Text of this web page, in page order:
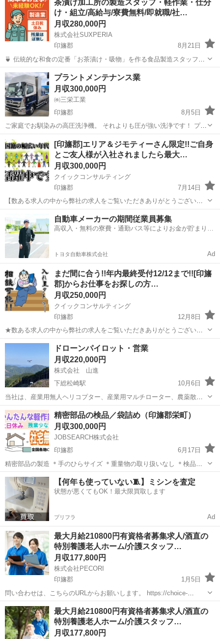
茶漬け加工所の製造スタッフ・軽作業・仕分
け・組立/高給与/寮費無料/即就職/社…
月収280,000円
株式会社SUXPERIA
印旛郡
8月21日
🍵 伝統的な和食の定番「お茶漬け・吸物」を作る食品製造スタッフを
募集します！ 製造ラインでの機械オペレーターとして、シンプルな作
業をお願いします。具体的には、製造機械の操作パネルでの制御や、
正常な稼働状況の確認が主なお...
千葉 印旛郡 社会保険
プラントメンテナンス業
月収300,000円
㈱三栄工業
印旛郡
8月5日
ご家庭でお馴染みの高圧洗浄機。 それよりも圧が強い洗浄です！ プラ
ント洗浄、配管洗浄、特殊洗浄、 洗浄、清掃業務がメイン 掃除に興味
がある方、一緒に働きませんか！ 今、一緒に働いている方たちは老若
男です。 安定した収入でもあ...
千葉 その他 業務
[印旛郡]エリア＆ジモティーさん限定!!ご自身
とご友人様が入社されましたら最大…
月収300,000円
クイックコンサルティング
印旛郡
7月14日
【数ある求人の中から弊社の求人をご覧いただきありがとうございま
す!!】 ジモティーさん限定でご友人様をご紹介いただき入社1ヶ月経過
後に最大で10万円プレゼント!! こちらの求人以外にも関東エリアに求
人数が多く掲載できてい...
その他 交代勤務
自動車メーカーの期間従業員募集
高収入・無料の寮費・通勤バス等によりお金が貯まりや
トヨタ自動車株式会社 Ad
まだ間に合う!!年内最終受付12/12まで!![印旛
郡]からお仕事をお探しの方…
月収250,000円
クイックコンサルティング
印旛郡
12月8日
★数ある求人の中から弊社の求人をご覧いただきありがとうございま
す!! 実際に募集中の求人でタトゥーや入れ墨があっても受け入れ相談
可能でペット寮、カップル寮なども完備している数少ない求人のご案
内です！ その他掲載できていな...
千葉 印旛郡 未経験
ドローンパイロット・営業
月収220,000円
株式会社 山進
下総松崎駅
10月6日
当社は、産業用無人ヘリコプター、産業用マルチローター、農薬散布
ボート等を使用し全国各地の農家様へ防除請負作業、全国各地の山林
にて運搬請負作業、産業用マルチローターの営業販売、防除面積の拡
大、点検、修理、農林水産航空協会指定教...
千葉 印旛郡 下総松崎駅 その他
精密部品の検品／袋詰め（印旛郡栄町）
月収300,000円
JOBSEARCH株式会社
印旛郡
6月17日
精密部品の製造 ＊手のひらサイズ ＊重量物の取り扱いなし ＊検品
（不備がないか確認） ＊選別 ＊タッチパネル ＊完成品の袋詰め ＊ラ
ベル貼り などの諸業務 【経験不問】学歴・職歴不問 【職場見学...
千葉 印旛郡 機械
【何年も使っていない🧵】ミシンを査定
状態が悪くてもOK！最大限買取します
プリフラ Ad
最大月給210800円有資格者募集求人/酒直の
特別養護老人ホーム/介護スタッフ…
月収177,800円
株式会社PECORI
印旛郡
1月5日
問い合わせは、こちらのURLからお願いします。 https://choice-
job.com/detail/264267 月収：177800円～210800円 特別養護老人ホー
ムにおける介護業務をお任せします。...
千葉 印旛郡 介護士
最大月給210800円有資格者募集求人/酒直の
特別養護老人ホーム/介護スタッフ…
月収177,800円